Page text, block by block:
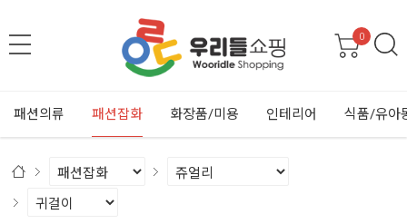
0
패션의류 패션잡화 화장품/미용 인테리어 식품/유아